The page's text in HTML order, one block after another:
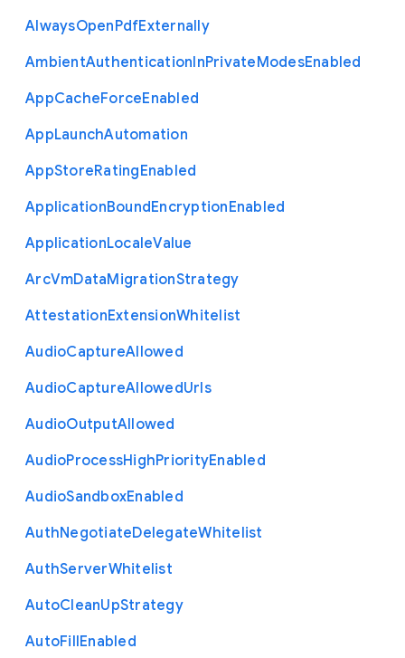
AlwaysOpenPdfExternally
AmbientAuthenticationInPrivateModesEnabled
AppCacheForceEnabled
AppLaunchAutomation
AppStoreRatingEnabled
ApplicationBoundEncryptionEnabled
ApplicationLocaleValue
ArcVmDataMigrationStrategy
AttestationExtensionWhitelist
AudioCaptureAllowed
AudioCaptureAllowedUrls
AudioOutputAllowed
AudioProcessHighPriorityEnabled
AudioSandboxEnabled
AuthNegotiateDelegateWhitelist
AuthServerWhitelist
AutoCleanUpStrategy
AutoFillEnabled